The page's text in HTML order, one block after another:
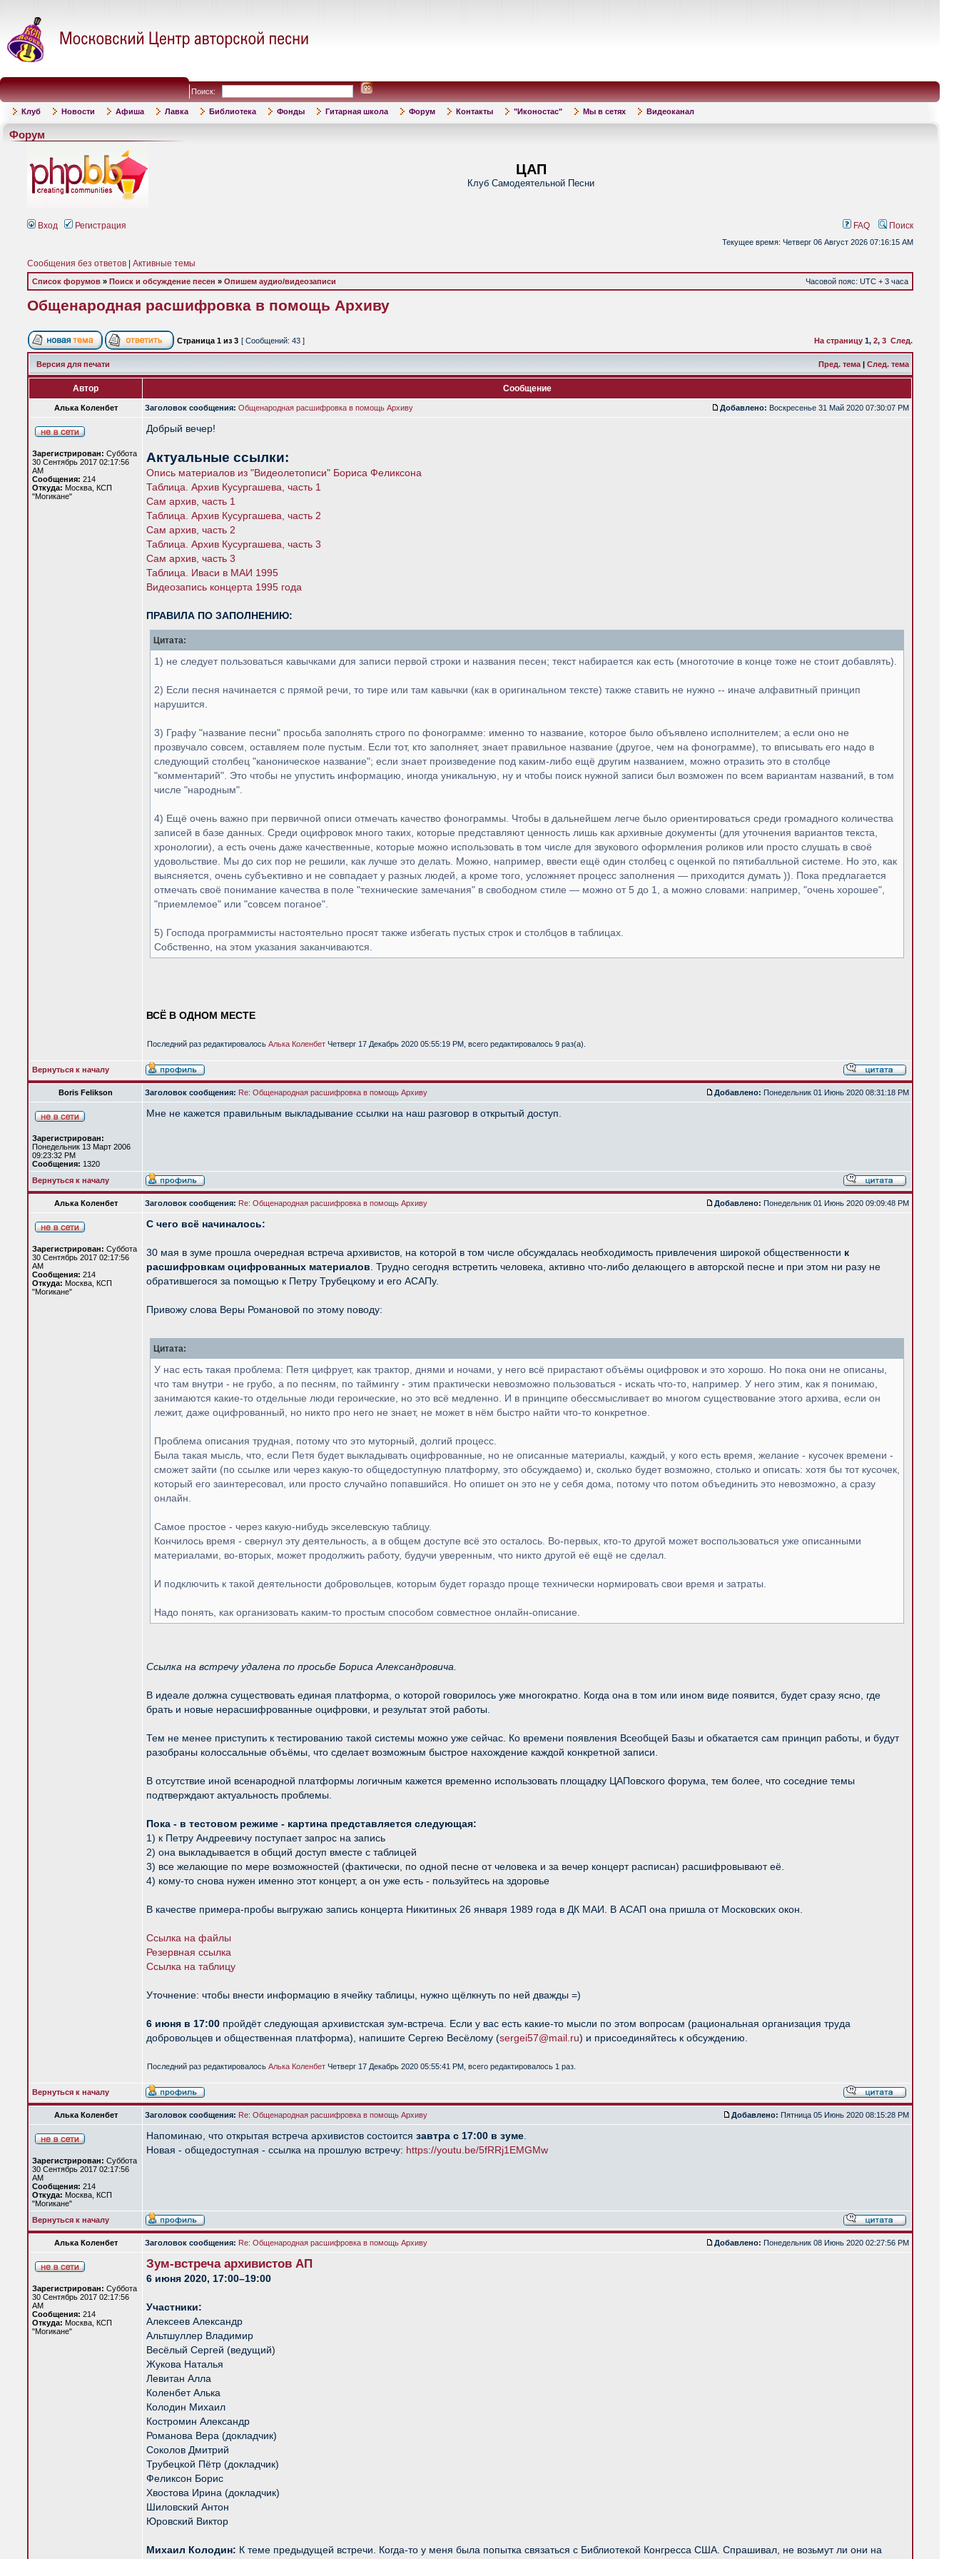
Поиск:
Клуб Новости Афиша Лавка Библиотека Фонды Гитарная школа Форум Контакты "Иконостас" Мы в сетях Видеоканал
Форум
ЦАП
Клуб Самодеятельной Песни
Вход Регистрация FAQ Поиск
Текущее время: Четверг 06 Август 2026 07:16:15 AM
Сообщения без ответов Активные темы
Список форумов » Поиск и обсуждение песен » Опишем аудио/видеозаписи Часовой пояс: UTC + 3 часа
Общенародная расшифровка в помощь Архиву
Страница 1 из 3 [ Сообщений: 43 ] На страницу 1, 2, 3 След.
Версия для печати Пред. тема | След. тема
Автор Сообщение
Алька Коленбет Заголовок сообщения: Общенародная расшифровка в помощь Архиву Добавлено: Воскресенье 31 Май 2020 07:30:07 PM
Зарегистрирован: Суббота
30 Сентябрь 2017 02:17:56
AM
Сообщения: 214
Откуда: Москва, КСП
"Могикане"
Добрый вечер!
Актуальные ссылки:
Опись материалов из "Видеолетописи" Бориса Феликсона
Таблица. Архив Кусургашева, часть 1
Сам архив, часть 1
Таблица. Архив Кусургашева, часть 2
Сам архив, часть 2
Таблица. Архив Кусургашева, часть 3
Сам архив, часть 3
Таблица. Иваси в МАИ 1995
Видеозапись концерта 1995 года
ПРАВИЛА ПО ЗАПОЛНЕНИЮ:
Цитата:
1) не следует пользоваться кавычками для записи первой строки и названия песен; текст набирается как есть (многоточие в конце тоже не стоит добавлять).
2) Если песня начинается с прямой речи, то тире или там кавычки (как в оригинальном тексте) также ставить не нужно -- иначе алфавитный принцип
нарушится.
3) Графу "название песни" просьба заполнять строго по фонограмме: именно то название, которое было объявлено исполнителем; а если оно не
прозвучало совсем, оставляем поле пустым. Если тот, кто заполняет, знает правильное название (другое, чем на фонограмме), то вписывать его надо в
следующий столбец "каноническое название"; если знает произведение под каким-либо ещё другим названием, можно отразить это в столбце
"комментарий". Это чтобы не упустить информацию, иногда уникальную, ну и чтобы поиск нужной записи был возможен по всем вариантам названий, в том
числе "народным".
4) Ещё очень важно при первичной описи отмечать качество фонограммы. Чтобы в дальнейшем легче было ориентироваться среди громадного количества
записей в базе данных. Среди оцифровок много таких, которые представляют ценность лишь как архивные документы (для уточнения вариантов текста,
хронологии), а есть очень даже качественные, которые можно использовать в том числе для звукового оформления роликов или просто слушать в своё
удовольствие. Мы до сих пор не решили, как лучше это делать. Можно, например, ввести ещё один столбец с оценкой по пятибалльной системе. Но это, как
выясняется, очень субъективно и не совпадает у разных людей, а кроме того, усложняет процесс заполнения — приходится думать )). Пока предлагается
отмечать своё понимание качества в поле "технические замечания" в свободном стиле — можно от 5 до 1, а можно словами: например, "очень хорошее",
"приемлемое" или "совсем поганое".
5) Господа программисты настоятельно просят также избегать пустых строк и столбцов в таблицах.
Собственно, на этом указания заканчиваются.
ВСЁ В ОДНОМ МЕСТЕ
Последний раз редактировалось Алька Коленбет Четверг 17 Декабрь 2020 05:55:19 PM, всего редактировалось 9 раз(а).
Вернуться к началу
Boris Felikson Заголовок сообщения: Re: Общенародная расшифровка в помощь Архиву Добавлено: Понедельник 01 Июнь 2020 08:31:18 PM
Зарегистрирован:
Понедельник 13 Март 2006
09:23:32 PM
Сообщения: 1320
Мне не кажется правильным выкладывание ссылки на наш разговор в открытый доступ.
Вернуться к началу
Алька Коленбет Заголовок сообщения: Re: Общенародная расшифровка в помощь Архиву Добавлено: Понедельник 01 Июнь 2020 09:09:48 PM
Зарегистрирован: Суббота
30 Сентябрь 2017 02:17:56
AM
Сообщения: 214
Откуда: Москва, КСП
"Могикане"
С чего всё начиналось:
30 мая в зуме прошла очередная встреча архивистов, на которой в том числе обсуждалась необходимость привлечения широкой общественности к
расшифровкам оцифрованных материалов . Трудно сегодня встретить человека, активно что-либо делающего в авторской песне и при этом ни разу не
обратившегося за помощью к Петру Трубецкому и его АСАПу.
Привожу слова Веры Романовой по этому поводу:
Цитата:
У нас есть такая проблема: Петя цифрует, как трактор, днями и ночами, у него всё прирастают объёмы оцифровок и это хорошо. Но пока они не описаны,
что там внутри - не грубо, а по песням, по таймингу - этим практически невозможно пользоваться - искать что-то, например. У него этим, как я понимаю,
занимаются какие-то отдельные люди героические, но это всё медленно. И в принципе обессмысливает во многом существование этого архива, если он
лежит, даже оцифрованный, но никто про него не знает, не может в нём быстро найти что-то конкретное.
Проблема описания трудная, потому что это муторный, долгий процесс.
Была такая мысль, что, если Петя будет выкладывать оцифрованные, но не описанные материалы, каждый, у кого есть время, желание - кусочек времени -
сможет зайти (по ссылке или через какую-то общедоступную платформу, это обсуждаемо) и, сколько будет возможно, столько и описать: хотя бы тот кусочек,
который его заинтересовал, или просто случайно попавшийся. Но опишет он это не у себя дома, потому что потом объединить это невозможно, а сразу
онлайн.
Самое простое - через какую-нибудь экселевскую таблицу.
Кончилось время - свернул эту деятельность, а в общем доступе всё это осталось. Во-первых, кто-то другой может воспользоваться уже описанными
материалами, во-вторых, может продолжить работу, будучи уверенным, что никто другой её ещё не сделал.
И подключить к такой деятельности добровольцев, которым будет гораздо проще технически нормировать свои время и затраты.
Надо понять, как организовать каким-то простым способом совместное онлайн-описание.
Ссылка на встречу удалена по просьбе Бориса Александровича.
В идеале должна существовать единая платформа, о которой говорилось уже многократно. Когда она в том или ином виде появится, будет сразу ясно, где
брать и новые нерасшифрованные оцифровки, и результат этой работы.
Тем не менее приступить к тестированию такой системы можно уже сейчас. Ко времени появления Всеобщей Базы и обкатается сам принцип работы, и будут
разобраны колоссальные объёмы, что сделает возможным быстрое нахождение каждой конкретной записи.
В отсутствие иной всенародной платформы логичным кажется временно использовать площадку ЦАПовского форума, тем более, что соседние темы
подтверждают актуальность проблемы.
Пока - в тестовом режиме - картина представляется следующая:
1) к Петру Андреевичу поступает запрос на запись
2) она выкладывается в общий доступ вместе с таблицей
3) все желающие по мере возможностей (фактически, по одной песне от человека и за вечер концерт расписан) расшифровывают её.
4) кому-то снова нужен именно этот концерт, а он уже есть - пользуйтесь на здоровье
В качестве примера-пробы выгружаю запись концерта Никитиных 26 января 1989 года в ДК МАИ. В АСАП она пришла от Московских окон.
Ссылка на файлы
Резервная ссылка
Ссылка на таблицу
Уточнение: чтобы внести информацию в ячейку таблицы, нужно щёлкнуть по ней дважды =)
6 июня в 17:00 пройдёт следующая архивистская зум-встреча. Если у вас есть какие-то мысли по этом вопросам (рациональная организация труда
добровольцев и общественная платформа), напишите Сергею Весёлому (sergei57@mail.ru) и присоединяйтесь к обсуждению.
Последний раз редактировалось Алька Коленбет Четверг 17 Декабрь 2020 05:55:41 PM, всего редактировалось 1 раз.
Вернуться к началу
Алька Коленбет Заголовок сообщения: Re: Общенародная расшифровка в помощь Архиву Добавлено: Пятница 05 Июнь 2020 08:15:28 PM
Зарегистрирован: Суббота
30 Сентябрь 2017 02:17:56
AM
Сообщения: 214
Откуда: Москва, КСП
"Могикане"
Напоминаю, что открытая встреча архивистов состоится завтра с 17:00 в зуме
Новая - общедоступная - ссылка на прошлую встречу: https://youtu.be/5fRRj1EMGMw
Вернуться к началу
Алька Коленбет Заголовок сообщения: Re: Общенародная расшифровка в помощь Архиву Добавлено: Понедельник 08 Июнь 2020 02:27:56 PM
Зарегистрирован: Суббота
30 Сентябрь 2017 02:17:56
AM
Сообщения: 214
Откуда: Москва, КСП
"Могикане"
Зум-встреча архивистов АП
6 июня 2020, 17:00–19:00
Участники:
Алексеев Александр
Альтшуллер Владимир
Весёлый Сергей (ведущий)
Жукова Наталья
Левитан Алла
Коленбет Алька
Колодин Михаил
Костромин Александр
Романова Вера (докладчик)
Соколов Дмитрий
Трубецкой Пётр (докладчик)
Феликсон Борис
Хвостова Ирина (докладчик)
Шиловский Антон
Юровский Виктор
Михаил Колодин: К теме предыдущей встречи. Когда-то у меня была попытка связаться с Библиотекой Конгресса США. Спрашивал, не возьмут ли они на